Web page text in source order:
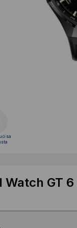
sa
Watch GT